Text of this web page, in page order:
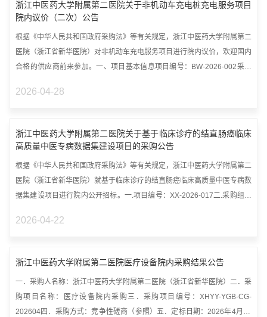
浙江中医药大学附属第二医院关于非机动车充电桩充电服务项目
院内议价（二次）公告
根据《中华人民共和国政府采购法》等有关规定，浙江中医药大学附属第二
医院（浙江省新华医院）对非机动车充电服务项目进行院内议价，欢迎国内
合格的供应商前来参加。一、项目基本信息项目编号：BW-2026-002采购
2026-04-28
浙江中医药大学附属第二医院关于基于临床诊疗的结直肠癌临床
高质量中医专病数据集建设项目的采购公告
根据《中华人民共和国政府采购法》等有关规定，浙江中医药大学附属第二
医院（浙江省新华医院）就基于临床诊疗的结直肠癌临床高质量中医专病数
据集建设项目进行院内公开招标。一.项目编号：XX-2026-017二.采购组织
2026-04-22
浙江中医药大学附属第二医院医疗设备院内采购结果公告
一．采购人名称：浙江中医药大学附属第二医院（浙江省新华医院）二．采
购项目名称：医疗设备院内采购三．采购项目编号：XHYY-YGB-CG-
202604四．采购方式：竞争性磋商（参照）五．定标日期：2026年4月22